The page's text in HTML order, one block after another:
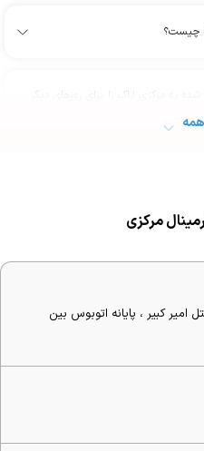
چیست؟
به مرکزی اراک را برای روزهای دیگر
مرکزی
، جنب هتل امیر کبیر ، پایانه اتوبوس بین